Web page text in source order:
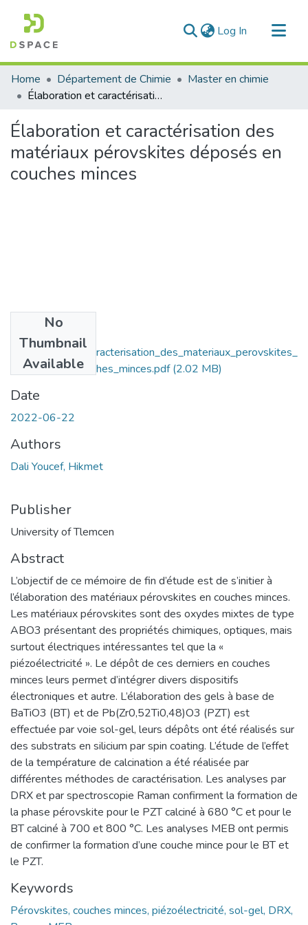
Log In (current)
Communities & Collections
All of DSpace
Statistics
Home Département de Chimie
Master en chimie
Élaboration et caractérisation des matériaux pérovskites déposés en couches minces
Élaboration et caractérisation des
matériaux pérovskites déposés en
couches minces
No
Thumbnail
Available
Elaboration_et_caracterisation_des_materiaux_perovskites_
deposes_en_couches_minces.pdf(2.02 MB)
Date
2022-06-22
Authors
Dali Youcef, Hikmet
Publisher
University of Tlemcen
Abstract
L’objectif de ce mémoire de fin d’étude est de s’initier à
l’élaboration des matériaux pérovskites en couches minces.
Les matériaux pérovskites sont des oxydes mixtes de type
ABO3 présentant des propriétés chimiques, optiques, mais
surtout électriques intéressantes tel que la «
piézoélectricité ». Le dépôt de ces derniers en couches
minces leurs permet d’intégrer divers dispositifs
électroniques et autre. L’élaboration des gels à base de
BaTiO3 (BT) et de Pb(Zr0,52Ti0,48)O3 (PZT) est
effectuée par voie sol-gel, leurs dépôts ont été réalisés sur
des substrats en silicium par spin coating. L’étude de l’effet
de la température de calcination a été réalisée par
différentes méthodes de caractérisation. Les analyses par
DRX et par spectroscopie Raman confirment la formation de
la phase pérovskite pour le PZT calciné à 680 °C et pour le
BT calciné à 700 et 800 °C. Les analyses MEB ont permis
de confirmer la formation d’une couche mince pour le BT et
le PZT.
Keywords
Pérovskites, couches minces, piézoélectricité, sol-gel, DRX,